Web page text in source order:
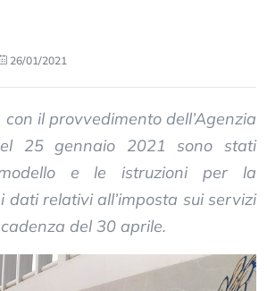
26/01/2021
il provvedimento dell’Agenzia
25 gennaio 2021 sono stati
e le istruzioni per la
dati relativi all’imposta sui servizi
del 30 aprile.